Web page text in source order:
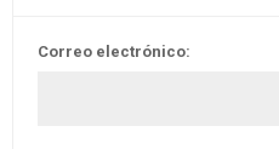
Correo electrónico: